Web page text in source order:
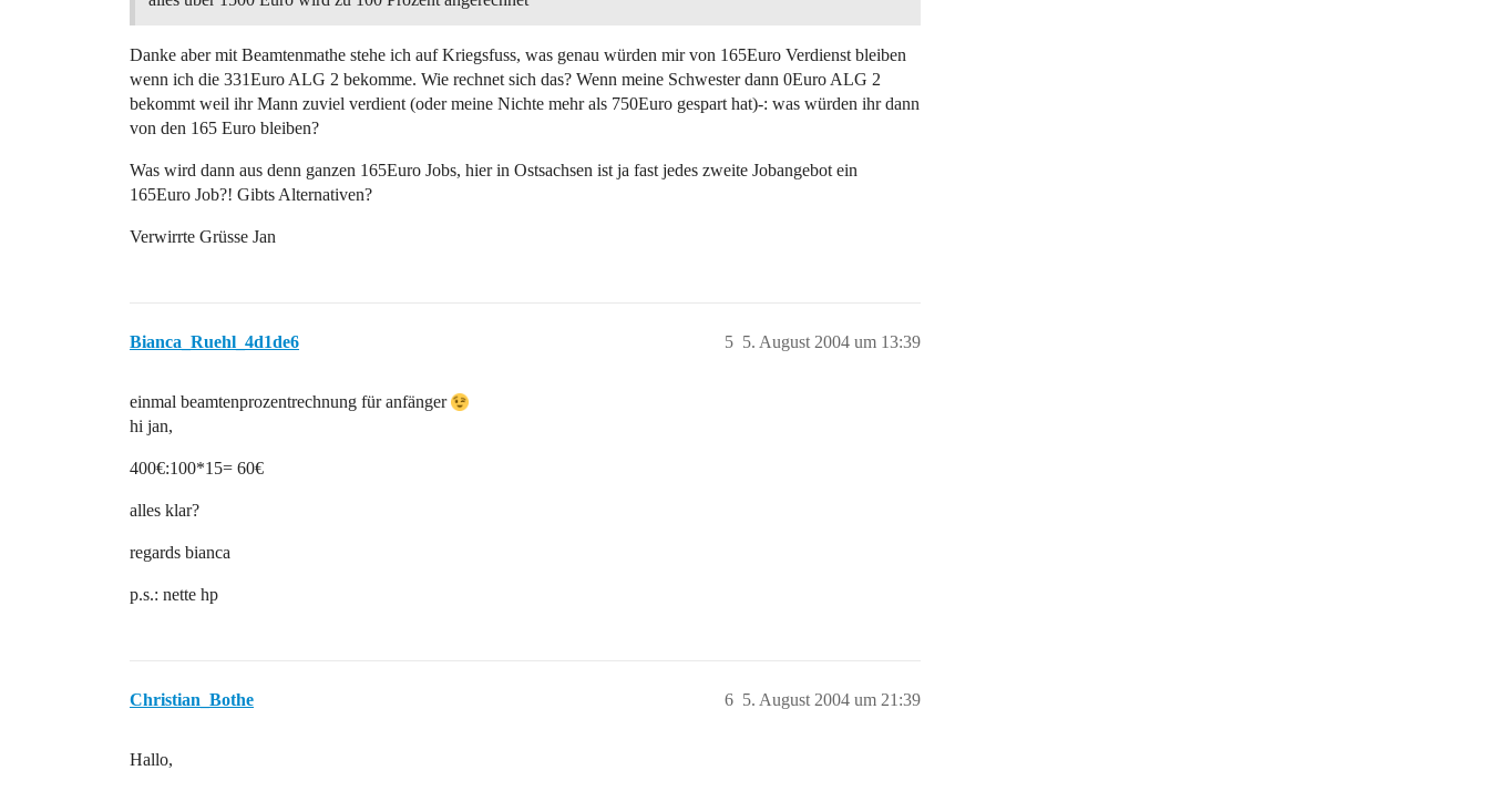
Danke aber mit Beamtenmathe stehe ich auf Kriegsfuss, was genau würden mir von 165Euro Verdienst bleiben
wenn ich die 331Euro ALG 2 bekomme. Wie rechnet sich das? Wenn meine Schwester dann 0Euro ALG 2
bekommt weil ihr Mann zuviel verdient (oder meine Nichte mehr als 750Euro gespart hat)-: was würden ihr dann
von den 165 Euro bleiben?
Was wird dann aus denn ganzen 165Euro Jobs, hier in Ostsachsen ist ja fast jedes zweite Jobangebot ein
165Euro Job?! Gibts Alternativen?
Verwirrte Grüsse Jan
Bianca_Ruehl_4d1de6 5. August 2004 um 13:39
5
einmal beamtenprozentrechnung für anfänger
hi jan,
400€:100*15= 60€
alles klar?
regards bianca
p.s.: nette hp
Christian_Bothe 5. August 2004 um 21:39
6
Hallo,